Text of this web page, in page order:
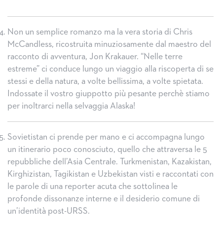
Non un semplice romanzo ma la vera storia di Chris
McCandless, ricostruita minuziosamente dal maestro del
racconto di avventura, Jon Krakauer. “Nelle terre
estreme” ci conduce lungo un viaggio alla riscoperta di se
stessi e della natura, a volte bellissima, a volte spietata.
Indossate il vostro giuppotto più pesante perchè stiamo
per inoltrarci nella selvaggia Alaska!
Sovietistan ci prende per mano e ci accompagna lungo
un itinerario poco conosciuto, quello che attraversa le 5
repubbliche dell’Asia Centrale. Turkmenistan, Kazakistan,
Kirghizistan, Tagikistan e Uzbekistan visti e raccontati con
le parole di una reporter acuta che sottolinea le
profonde dissonanze interne e il desiderio comune di
un’identità post-URSS.